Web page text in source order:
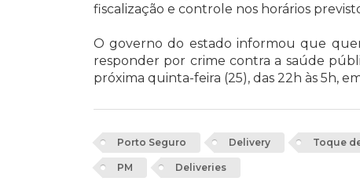
fiscalização e controle nos horários
O governo do estado informou que
responder por crime contra a saúde
próxima quinta-feira (25), das 22h às 5h,
Porto Seguro Delivery Toque
PM Deliveries